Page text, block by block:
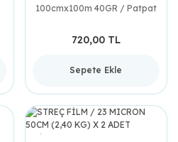
100cmx100m 40GR / Patpat
720,00 TL
Sepete Ekle